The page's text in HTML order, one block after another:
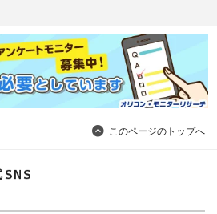
このページのトップへ